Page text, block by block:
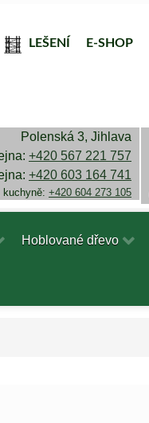
LEŠENÍ E-SHOP
Polenská 3, Jihlava
+420 567 221 757
+420 603 164 741
kuchyně: +420 604 273 105
Hoblované dřevo